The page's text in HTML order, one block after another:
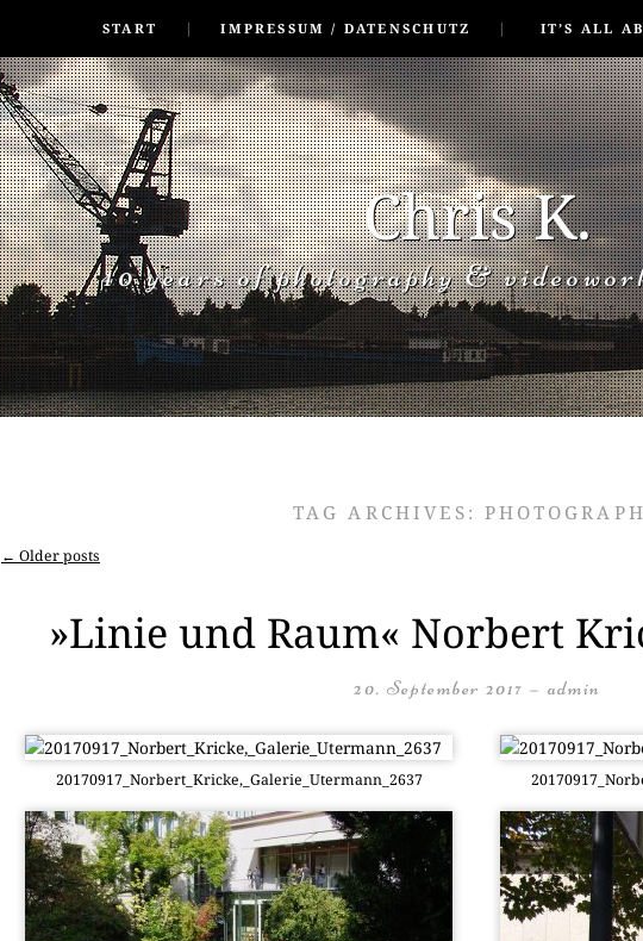
START
IMPRESSUM / DATENSCHUTZ IT’S ALL
Chris K.
40 years of photography &
TAG ARCHIVES:
Post navigation
← Older posts
»Linie und Raum« Norbert
20. September 2017 — admin
20170917_Norbert_Kricke,_Galerie_Utermann_2637